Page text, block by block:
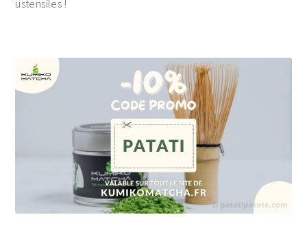
ustensiles !